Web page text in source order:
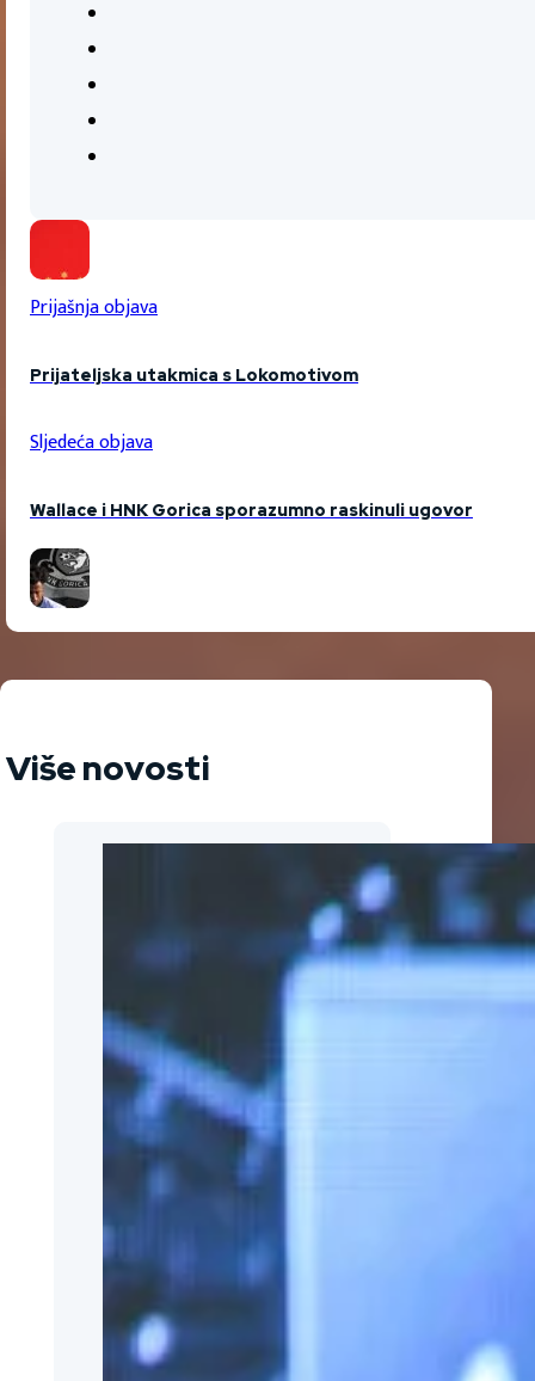
Prijašnja objava
Prijateljska utakmica s Lokomotivom
Sljedeća objava
Wallace i HNK Gorica sporazumno raskinuli ugovor
Više novosti